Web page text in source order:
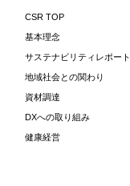
CSR TOP
基本理念
サステナビリティレポート
地域社会との関わり
資材調達
DXへの取り組み
健康経営